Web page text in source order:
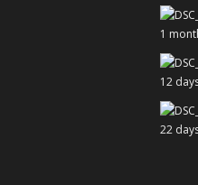
1
12
22